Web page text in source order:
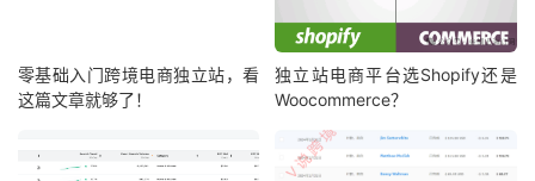
零基础入门跨境电商独立站，看
这篇文章就够了！
独立站电商平台选Shopify还是
Woocommerce？